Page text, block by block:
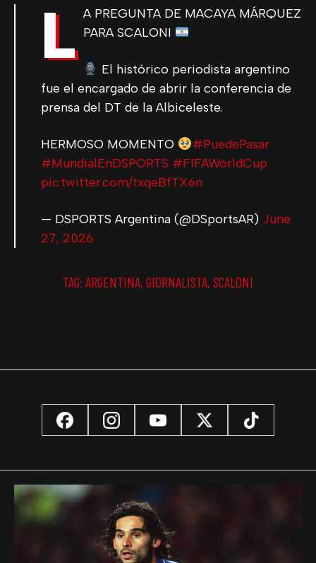
L A PREGUNTA DE MACAYA MÁRQUEZ
PARA SCALONI
El histórico periodista argentino
fue el encargado de abrir la conferencia de
prensa del DT de la Albiceleste.
HERMOSO MOMENTO
#PuedePasar
#MundialEnDSPORTS #FIFAWorldCup
pic.twitter.com/txqeBfTX6n
— DSPORTS Argentina (@DSportsAR) June
27, 2026
TAG: ARGENTINA, GIORNALISTA, SCALONI